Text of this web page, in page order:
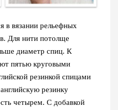
в вязании рельефных
Для нити потолще
диаметр спиц. К
пятью круговыми
резинкой спицами
резинку
четырем. С добавкой